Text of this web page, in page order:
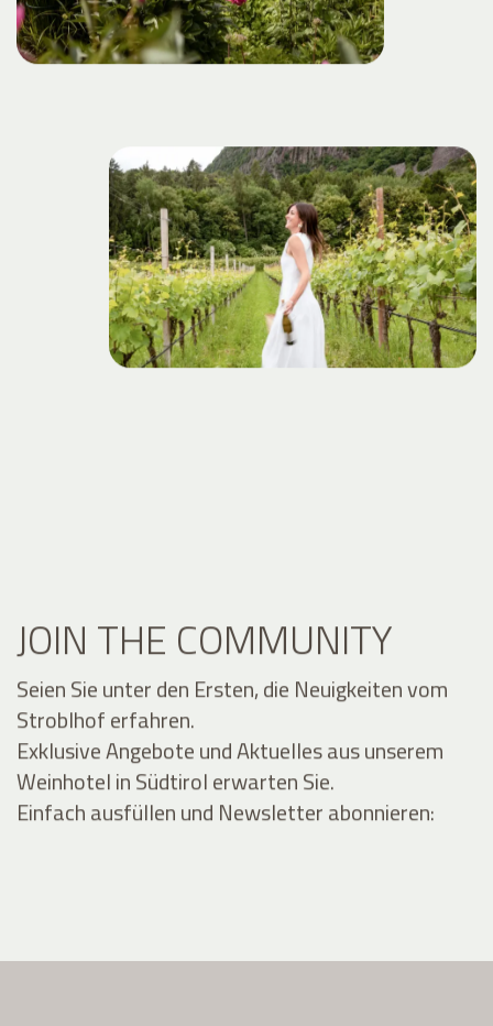
JOIN THE COMMUNITY
Seien Sie unter den Ersten, die Neuigkeiten vom
Stroblhof erfahren.
Exklusive Angebote und Aktuelles aus unserem
Weinhotel in Südtirol erwarten Sie.
Einfach ausfüllen und Newsletter abonnieren: